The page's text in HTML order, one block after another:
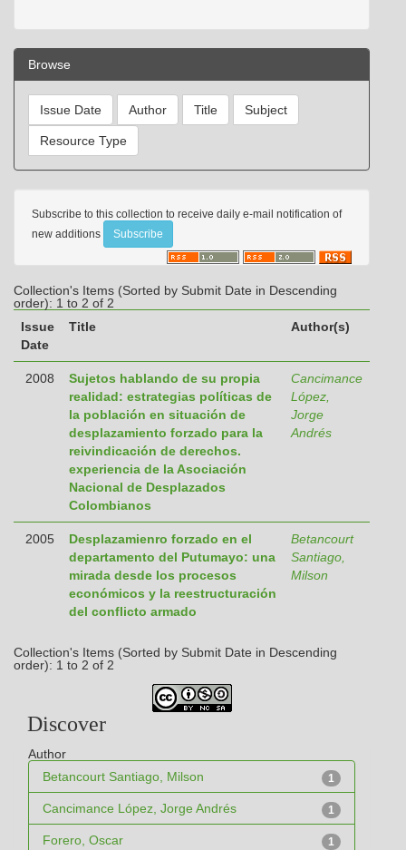
Browse
Subscribe to this collection to receive daily e-mail notification of
new additions
Collection's Items (Sorted by Submit Date in Descending
order): 1 to 2 of 2
Issue
Date
Title Author(s)
2008
Sujetos hablando de su propia
realidad: estrategias políticas de
la población en situación de
desplazamiento forzado para la
reivindicación de derechos.
experiencia de la Asociación
Nacional de Desplazados
Colombianos
Cancimance
López,
Jorge
Andrés
2005
Desplazamienro forzado en el
departamento del Putumayo: una
mirada desde los procesos
económicos y la reestructuración
del conflicto armado
Betancourt
Santiago,
Milson
Collection's Items (Sorted by Submit Date in Descending
order): 1 to 2 of 2
Discover
Author
1
Betancourt Santiago, Milson
1
Cancimance López, Jorge Andrés
1
Forero, Oscar